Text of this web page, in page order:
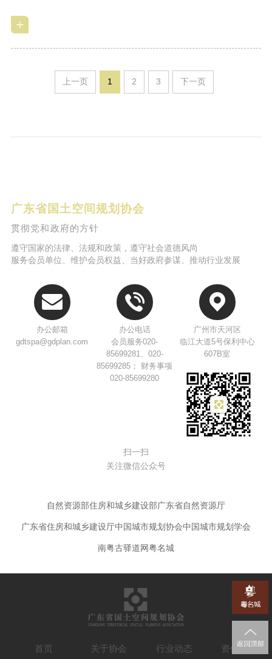
上一页 1 2 3 下一页
广东省国土空间规划协会
贯彻党和政府的方针
遵守国家的法律、法规和政策，遵守社会道德风尚
服务会员单位、维护会员权益、当好政府参谋、推动行业发展
办公邮箱
gdtspa@gdplan.com
办公电话
会员服务020-
85699281、020-
85699285； 财务事项
020-85699280
广州市天河区
临江大道5号保利中心
607B室
扫一扫
关注微信公众号
自然资源部住房和城乡建设部 广东省自然资源厅
广东省住房和城乡建设厅中国城市规划协会中国城市规划学会
南粤古驿道网 粤名城
首页 关于协会 行业动态 资信认定